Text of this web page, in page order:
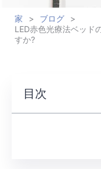
家 > ブログ
>
LED赤色光療法ベッド
すか?
目次